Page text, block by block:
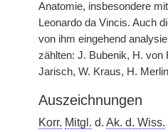
Anatomie, insbesondere
Leonardo da Vincis. Auch
von ihm eingehend
zählten: J. Bubenik, H. von
Jarisch, W. Kraus, H.
Auszeichnungen
Korr. Mitgl. d. Ak. d. Wiss.